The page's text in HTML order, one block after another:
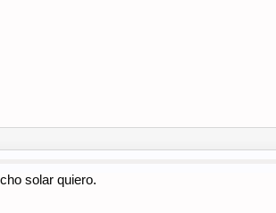
solar quiero.